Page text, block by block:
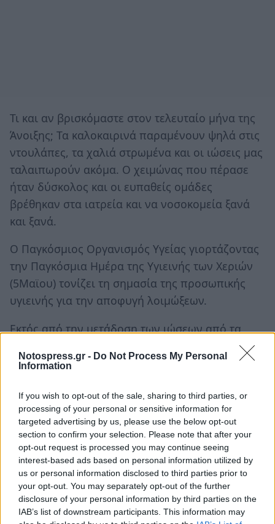
Notospress.gr - Do Not Process My Personal
Information
If you wish to opt-out of the sale, sharing to third parties, or
processing of your personal or sensitive information for
targeted advertising by us, please use the below opt-out
section to confirm your selection. Please note that after your
opt-out request is processed you may continue seeing
interest-based ads based on personal information utilized by
us or personal information disclosed to third parties prior to
your opt-out. You may separately opt-out of the further
disclosure of your personal information by third parties on the
IAB’s list of downstream participants. This information may
Τι και αν βρισκόμαστε στον τελευταίο μήνα της
Άνοιξης; Τα καλοκαιρινά παραμένουν ψηλά στις
ντουλάπες, τα χαλιά στρωμένα και οι ιώσεις μας
ταλαιπωρούν ακόμα. Ο χειμώνας που πέρασε
ήταν δύσκολος και οι ευπαθείς ομάδες
βρέθηκαν στα ιατρεία και να νοσοκομεία ξανά
και ξανά.
Ο Παγκόσμιος Οργανισμός Υγείας γιορτάζοντας
την Παγκόσμια Ημέρα της Υγιεινής των Χεριών
(5Μαϊου) τονίζει τη σημασία της προσωπικής
υγιεινής για την αποφυγή λοιμώξεων.
Εκτός από την μετάδοση των ιώσεων από τα
Παγκόσμιου Οργανισμού Υγείας ένας στους 10
ιατρείο μπορεί να εμφανίσει λοίμωξη που
συνδέεται με τη νοσηλεία του.
Η Υγιεινή των Χεριών είναι το πιο απλό,
οικονομικό και ταυτόχρονα το πιο
αποτελεσματικό μέτρο πρόληψης λοιμώξεων.